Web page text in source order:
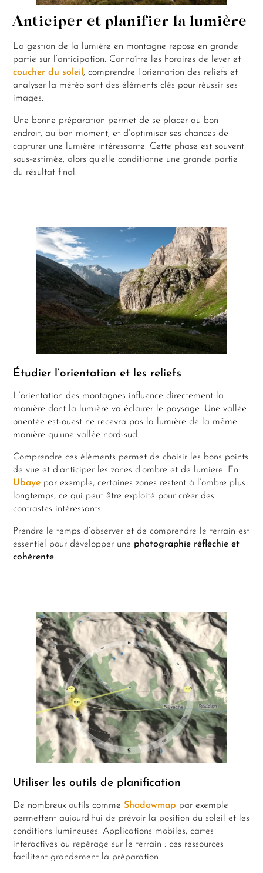
Anticiper et planifier la lumière
La gestion de la lumière en montagne repose en grande
partie sur l’anticipation. Connaître les horaires de lever et
coucher du soleil , comprendre l’orientation des reliefs et
analyser la météo sont des éléments clés pour réussir ses
images.
Une bonne préparation permet de se placer au bon
endroit, au bon moment, et d’optimiser ses chances de
capturer une lumière intéressante. Cette phase est souvent
sous-estimée, alors qu’elle conditionne une grande partie
du résultat final.
Étudier l’orientation et les reliefs
L’orientation des montagnes influence directement la
manière dont la lumière va éclairer le paysage. Une vallée
orientée est-ouest ne recevra pas la lumière de la même
manière qu’une vallée nord-sud.
Comprendre ces éléments permet de choisir les bons points
de vue et d’anticiper les zones d’ombre et de lumière. En
Ubaye par exemple, certaines zones restent à l’ombre plus
longtemps, ce qui peut être exploité pour créer des
contrastes intéressants.
Prendre le temps d’observer et de comprendre le terrain est
essentiel pour développer une photographie réfléchie et
cohérente.
Utiliser les outils de planification
De nombreux outils comme Shadowmap par exemple
permettent aujourd’hui de prévoir la position du soleil et les
conditions lumineuses. Applications mobiles, cartes
interactives ou repérage sur le terrain : ces ressources
facilitent grandement la préparation.